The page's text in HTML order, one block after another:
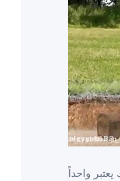
واحداً